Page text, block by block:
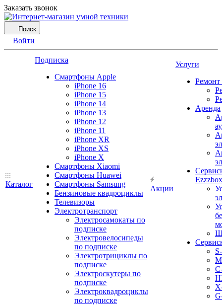
Заказать звонок
Поиск
Войти
Каталог
Подписка
Смартфоны Apple
iPhone 16
iPhone 15
iPhone 14
iPhone 13
iPhone 12
iPhone 11
iPhone XR
iPhone XS
iPhone X
Смартфоны Xiaomi
Смартфоны Huawei
Смартфоны Samsung
Бензиновые квадроциклы
Телевизоры
Электротранспорт
Электросамокаты по
подписке
Электровелосипеды
по подписке
Электротрициклы по
подписке
Электроскутеры по
подписке
Электроквадроциклы
по подписке
Акции
Услуги
Ремонт
Аренда
Ezzzbox